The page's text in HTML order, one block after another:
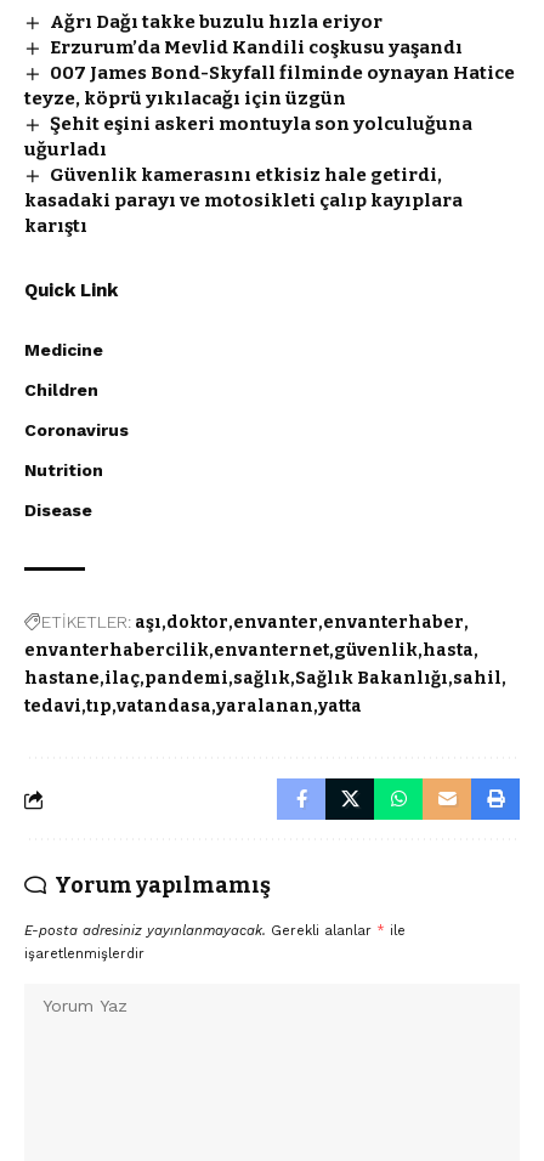
Ağrı Dağı takke buzulu hızla eriyor
Erzurum’da Mevlid Kandili coşkusu yaşandı
007 James Bond-Skyfall filminde oynayan Hatice
teyze, köprü yıkılacağı için üzgün
Şehit eşini askeri montuyla son yolculuğuna
uğurladı
Güvenlik kamerasını etkisiz hale getirdi,
kasadaki parayı ve motosikleti çalıp kayıplara
karıştı
Quick Link
Medicine
Children
Coronavirus
Nutrition
Disease
ETİKETLER: aşı doktor envanter envanterhaber
envanterhabercilik envanternet güvenlik hasta
hastane ilaç pandemi sağlık Sağlık Bakanlığı sahil
tedavi tıp vatandasa yaralanan yatta
Yorum yapılmamış
E-posta adresiniz yayınlanmayacak. Gerekli alanlar * ile
işaretlenmişlerdir